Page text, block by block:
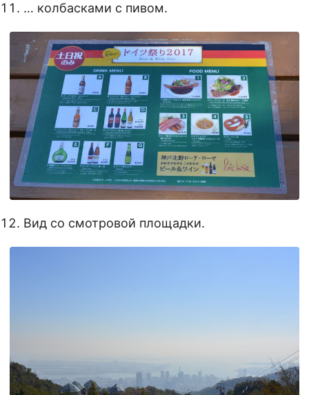
… колбасками с пивом.
Вид со смотровой площадки.